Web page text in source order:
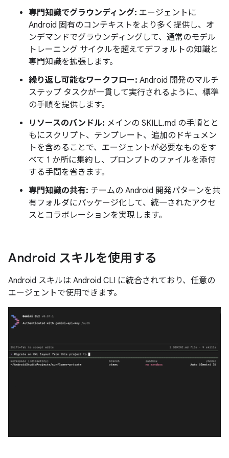
専門知識でグラウンディング: エージェントに
Android 固有のコンテキストをより多く提供し、オ
ンデマンドでグラウンディングして、通常のモデル
トレーニング サイクルを超えてデフォルトの知識と
専門知識を拡張します。
繰り返し可能なワークフロー: Android 開発のマルチ
ステップ タスクが一貫して実行されるように、標準
の手順を提供します。
リソースのバンドル: メインの SKILL.md の手順とと
もにスクリプト、テンプレート、追加のドキュメン
トを含めることで、エージェントが必要なものをす
べて 1 か所に集約し、プロンプトのファイルを添付
する手間を省きます。
専門知識の共有: チームの Android 開発パターンを共
有フォルダにパッケージ化して、統一されたアクセ
スとコラボレーションを実現します。
Android スキルを使用する
Android スキルは Android CLI に統合されており、任意の
エージェントで使用できます。